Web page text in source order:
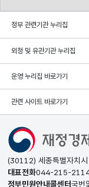
정부 관련기관 누리집
외청 및 유관기관 누리집
운영 누리집 바로가기
관련 사이트 바로가기
(30112) 세종특별자치
대표전화044-215-
정부민원안내콜센터국번